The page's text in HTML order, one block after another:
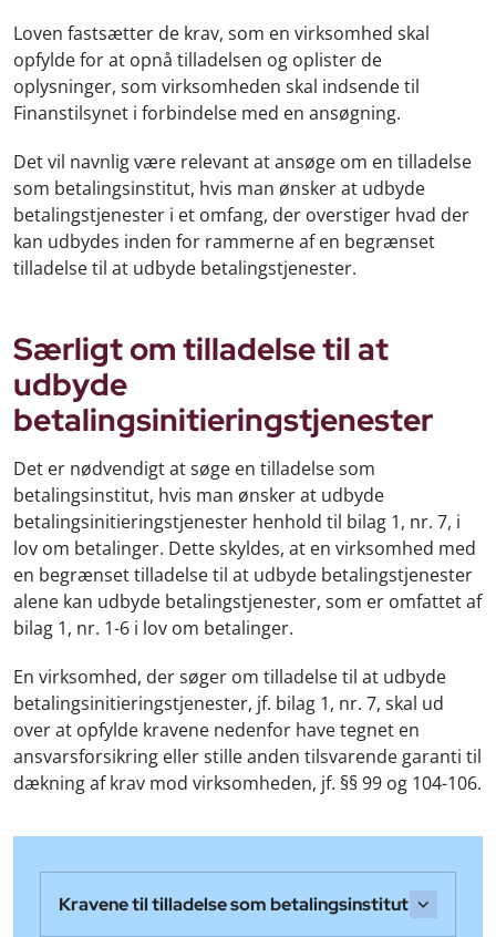
Loven fastsætter de krav, som en virksomhed skal
opfylde for at opnå tilladelsen og oplister de
oplysninger, som virksomheden skal indsende til
Finanstilsynet i forbindelse med en ansøgning.
Det vil navnlig være relevant at ansøge om en tilladelse
som betalingsinstitut, hvis man ønsker at udbyde
betalingstjenester i et omfang, der overstiger hvad der
kan udbydes inden for rammerne af en begrænset
tilladelse til at udbyde betalingstjenester.
Særligt om tilladelse til at
udbyde
betalingsinitieringstjenester
Det er nødvendigt at søge en tilladelse som
betalingsinstitut, hvis man ønsker at udbyde
betalingsinitieringstjenester henhold til bilag 1, nr. 7, i
lov om betalinger. Dette skyldes, at en virksomhed med
en begrænset tilladelse til at udbyde betalingstjenester
alene kan udbyde betalingstjenester, som er omfattet af
bilag 1, nr. 1-6 i lov om betalinger.
En virksomhed, der søger om tilladelse til at udbyde
betalingsinitieringstjenester, jf. bilag 1, nr. 7, skal ud
over at opfylde kravene nedenfor have tegnet en
ansvarsforsikring eller stille anden tilsvarende garanti til
dækning af krav mod virksomheden, jf. §§ 99 og 104-106.
Kravene til tilladelse som betalingsinstitut